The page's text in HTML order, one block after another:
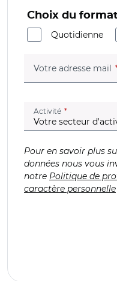
Choix du
Quotidienne
Votre adresse mail
Activité (champ
Pour en savoir plus
données nous vous
notre Politique de
caractère personnelle